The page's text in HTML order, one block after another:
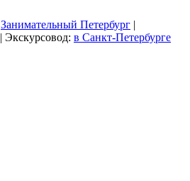
Занимательный Петербург |
| Экскурсовод: в Санкт-Петербурге